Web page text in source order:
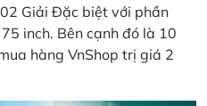
Giải Đặc biệt với phần
inch. Bên cạnh đó là 10
hàng VnShop trị giá 2